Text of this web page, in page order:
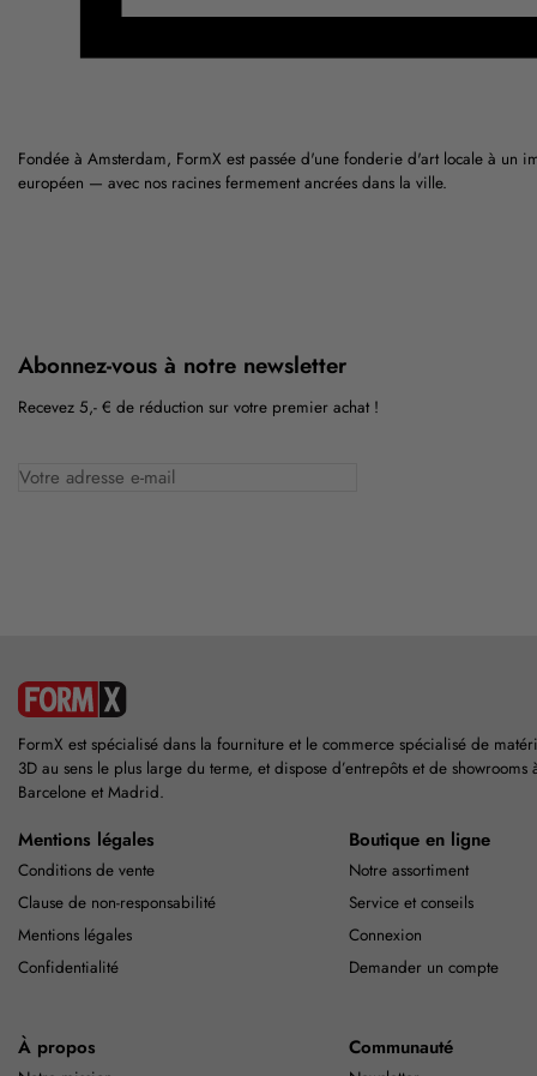
Fondée à Amsterdam, FormX est passée d'une fonderie d'art locale à un
européen — avec nos racines fermement ancrées dans la ville.
Abonnez-vous à notre newsletter
Recevez 5,- € de réduction sur votre premier achat !
FormX est spécialisé dans la fourniture et le commerce spécialisé de
3D au sens le plus large du terme, et dispose d’entrepôts et de showrooms
Barcelone et Madrid.
Mentions légales
Conditions de vente
Clause de non-responsabilité
Mentions légales
Confidentialité
Boutique en ligne
Notre assortiment
Service et conseils
Connexion
Demander un compte
À propos Communauté